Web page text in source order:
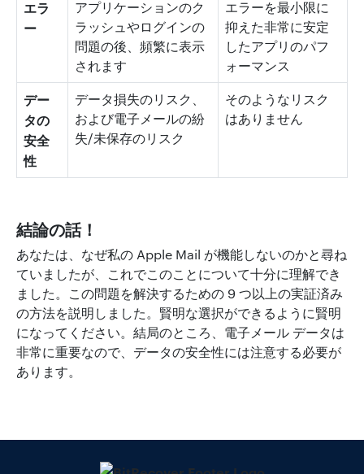
エラ
ー
アプリケーションのク
ラッシュやログインの
問題の後、頻繁に表示
されます
エラーを最小限に
抑えた非常に安定
したアプリのパフ
ォーマンス
デー
タの
安全
性
データ損失のリスク、
および電子メールの紛
失/未保存のリスク
そのようなリスク
はありません
結論の話！
あなたは、なぜ私の Apple Mail が機能しないのかと尋ね
ていましたが、これでこのことについて十分に理解でき
ました。この問題を解決するための 9 つ以上の実証済み
の方法を説明しました。賢明な選択ができるように賢明
になってください。結局のところ、電子メール データは
非常に重要なので、データの安全性には注意する必要が
あります。